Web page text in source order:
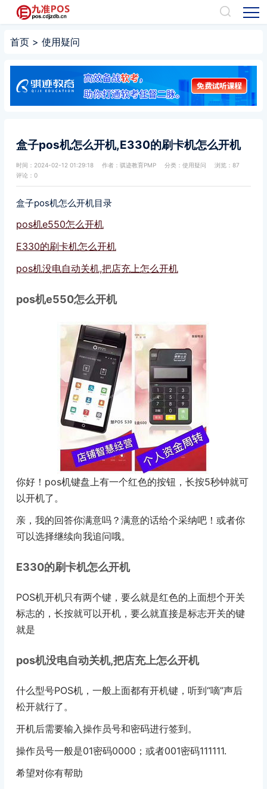
首页> 使用疑问
盒子pos机怎么开机,E330的刷卡机怎么开机
时间：2024-02-12 01:29:18 作者：骐迹教育PMP 分类： 使用疑问
浏览：87
评论：0
盒子pos机怎么开机目录
pos机e550怎么开机
E330的刷卡机怎么开机
pos机没电自动关机,把店充上怎么开机
pos机e550怎么开机
你好！pos机键盘上有一个红色的按钮，长按5秒钟就可
以开机了。
亲，我的回答你满意吗？满意的话给个采纳吧！或者你
可以选择继续向我追问哦。
E330的刷卡机怎么开机
POS机开机只有两个键，要么就是红色的上面想个开关
标志的，长按就可以开机，要么就直接是标志开关的键
就是
pos机没电自动关机,把店充上怎么开机
什么型号POS机，一般上面都有开机键，听到“嘀”声后
松开就行了。
开机后需要输入操作员号和密码进行签到。
操作员号一般是01密码0000；或者001密码111111.
希望对你有帮助